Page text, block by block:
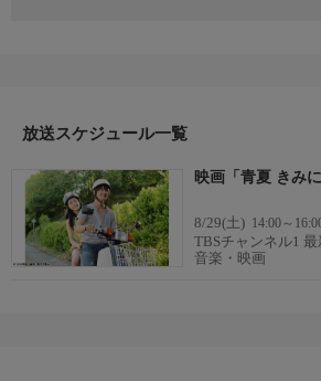
APPLEが書き下ろした。夏休みの間、田舎
生・吟蔵の“夏限定の恋”を描いたラブスト
ドラヒロインを務めた直後の葵わかなが好
ーとしても活躍する佐野勇斗は、本作が
原作・脚本
放送スケジュール一覧
映画「青夏 きみ
8/29(土) 14:00～
TBSチャンネル1 最
音楽・映画